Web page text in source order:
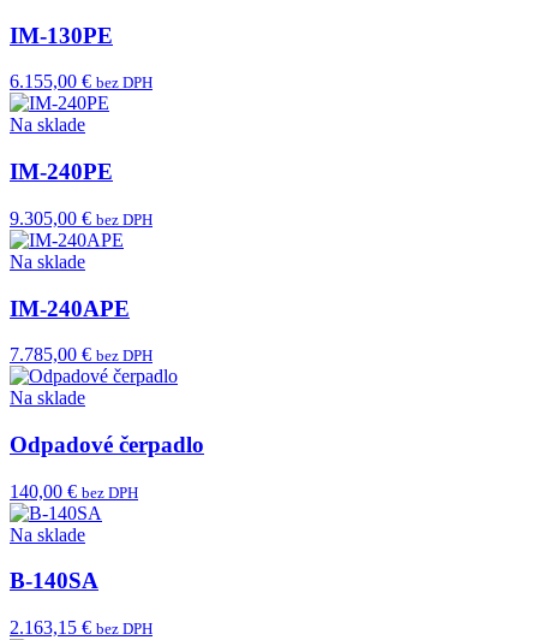
IM-130PE
6.155,00 € bez DPH
Na sklade
IM-240PE
9.305,00 € bez DPH
Na sklade
IM-240APE
7.785,00 € bez DPH
Na sklade
Odpadové čerpadlo
140,00 € bez DPH
Na sklade
B-140SA
2.163,15 € bez DPH